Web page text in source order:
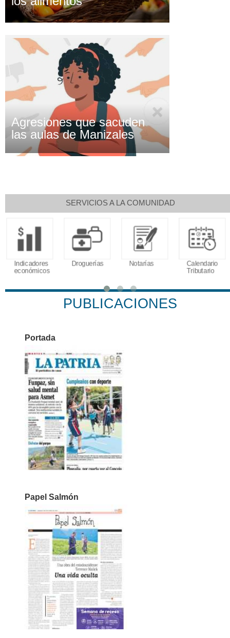
Agresiones que sacuden
las aulas de Manizales
SERVICIOS A LA COMUNIDAD
Indicadores
económicos
Droguerías Notarías
Calendario
Tributario
PUBLICACIONES
Portada
Papel Salmón